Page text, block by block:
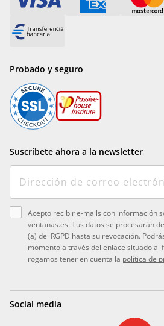
Probado y seguro
Suscríbete ahora a la newsletter
Acepto recibir e-mails con información
ventanas.es. Tus datos se procesarán
(a) del RGPD hasta su revocación.
momento a través del enlace situado al
rogamos tener en cuenta la política de
Social media